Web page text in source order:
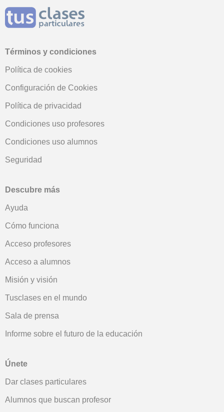
Términos y condiciones
Política de cookies
Configuración de Cookies
Política de privacidad
Condiciones uso profesores
Condiciones uso alumnos
Seguridad
Descubre más
Ayuda
Cómo funciona
Acceso profesores
Acceso a alumnos
Misión y visión
Tusclases en el mundo
Sala de prensa
Informe sobre el futuro de la educación
Únete
Dar clases particulares
Alumnos que buscan profesor